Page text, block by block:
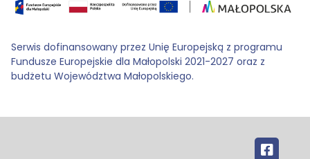
Serwis dofinansowany przez Unię Europejską z programu
Fundusze Europejskie dla Małopolski 2021-2027 oraz z
budżetu Województwa Małopolskiego.